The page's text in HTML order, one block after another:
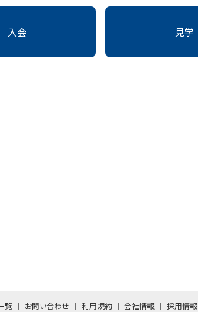
入会 見学
覧 お問い合わせ 利用規約 会社情報 採用情報